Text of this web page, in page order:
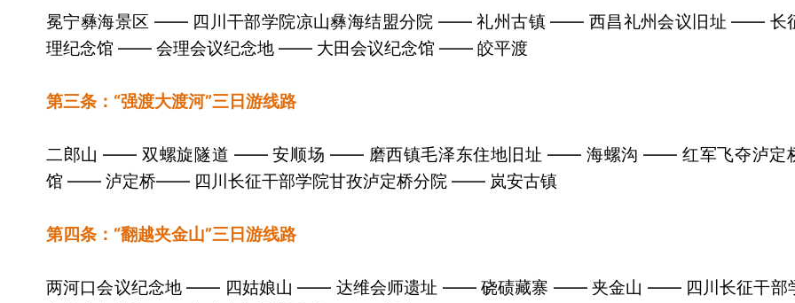
冕宁彝海景区 —— 四川干部学院凉山彝海结盟分院 —— 礼州古镇 —— 西昌礼州会议旧址 —— 长
理纪念馆 —— 会理会议纪念地 —— 大田会议纪念馆 —— 皎平渡
第三条：“强渡大渡河”三日游线路
二郎山 —— 双螺旋隧道 —— 安顺场 —— 磨西镇毛泽东住地旧址 —— 海螺沟 —— 红军飞夺泸定
馆 —— 泸定桥—— 四川长征干部学院甘孜泸定桥分院 —— 岚安古镇
第四条：“翻越夹金山”三日游线路
两河口会议纪念地 —— 四姑娘山 —— 达维会师遗址 —— 硗碛藏寨 —— 夹金山 —— 四川长征干部